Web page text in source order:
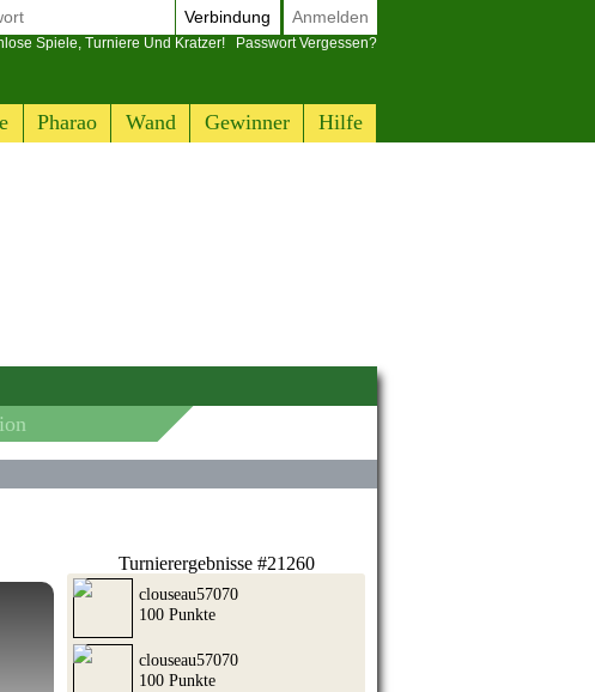
Pharao Wand Gewinner Hilfe
Verbindung Anmelden
Spiele, Turniere Und Kratzer! Passwort Vergessen?
Turnierergebnisse #21260
clouseau57070
100 Punkte
clouseau57070
100 Punkte